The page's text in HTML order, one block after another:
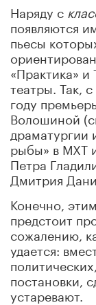
Наряду с
появляются
пьесы
«Практика»
театры. Так,
году
Волошиной
драматургии
рыбы» в МХТ
Петра
Дмитрия
Конечно,
предстоит
сожалению,
удается:
постановки,
устаревают.